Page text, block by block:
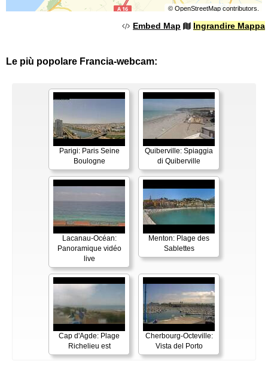
© OpenStreetMapcontributors.
Embed Map Ingrandire Mappa
Le più popolare Francia-webcam:
Parigi: Paris Seine
Boulogne
Quiberville: Spiaggia
di Quiberville
Lacanau-Océan:
Panoramique vidéo
live
Menton: Plage des
Sablettes
Cap d'Agde: Plage
Richelieu est
Cherbourg-Octeville:
Vista del Porto